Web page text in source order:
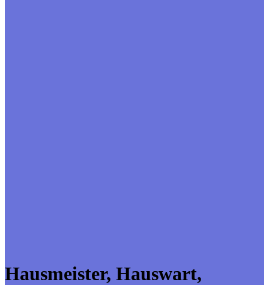
Hausmeister, Hauswart,